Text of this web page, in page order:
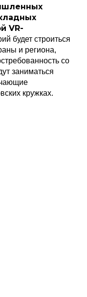
VR-
будет строиться
и региона,
со
заниматься
кружках.